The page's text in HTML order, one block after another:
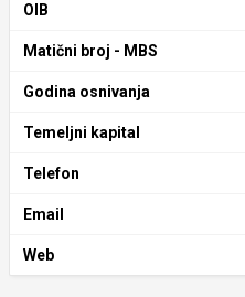
OIB
Matični broj - MBS
Godina osnivanja
Temeljni kapital
Telefon
Email
Web